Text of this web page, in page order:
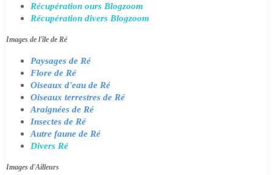
Récupération ours Blogzoom
Récupération divers Blogzoom
Images de l'île de Ré
Paysages de Ré
Flore de Ré
Oiseaux d'eau de Ré
Oiseaux terrestres de Ré
Araignées de Ré
Insectes de Ré
Autre faune de Ré
Divers Ré
Images d'Ailleurs